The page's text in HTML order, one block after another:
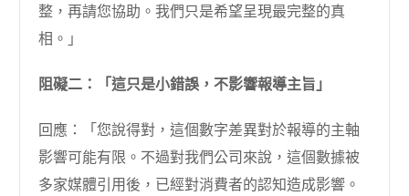
整，再請您協助。我們只是希望呈現最完整的真
相。」
阻礙二：「這只是小錯誤，不影響報導主旨」
回應：「您說得對，這個數字差異對於報導的主軸
影響可能有限。不過對我們公司來說，這個數據被
多家媒體引用後，已經對消費者的認知造成影響。